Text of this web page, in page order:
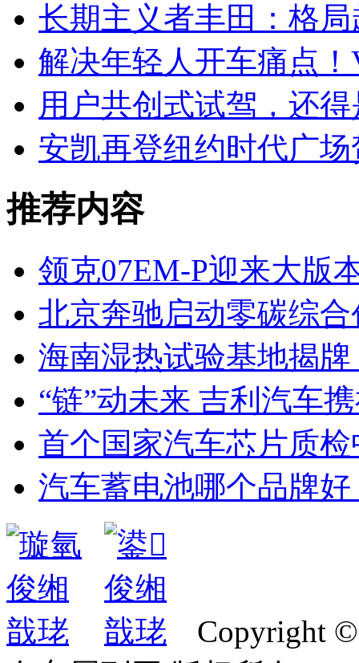
长期主义者丰田：格
解决年轻人开车痛点
用户共创式试驾，还得
安凯再登纽约时代广
推荐内容
领克07EM-P迎来大版
北京奔驰启动零碳综
海南湿热试验基地揭
“链”动未来 吉利汽车
首个国家汽车芯片质
汽车蓄电池哪个品牌
Copyright ©